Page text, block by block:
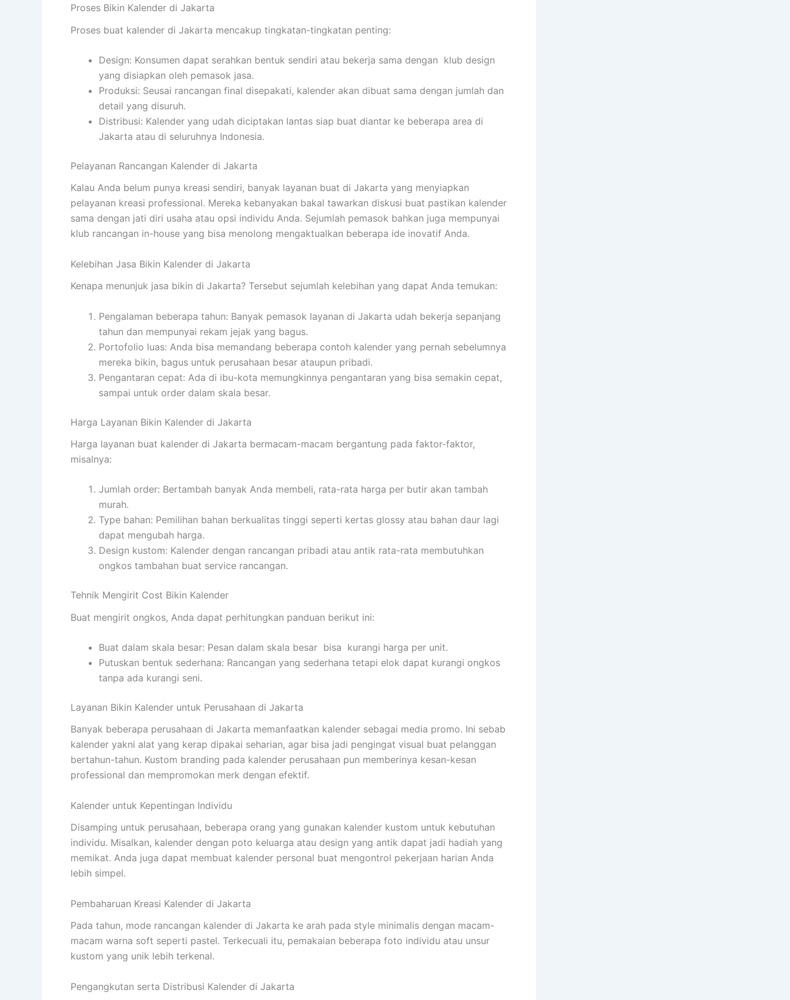
Proses Bikin Kalender di Jakarta
Proses buat kalender di Jakarta mencakup tingkatan-tingkatan penting:
Design: Konsumen dapat serahkan bentuk sendiri atau bekerja sama dengan klub design
yang disiapkan oleh pemasok jasa.
Produksi: Seusai rancangan final disepakati, kalender akan dibuat sama dengan jumlah dan
detail yang disuruh.
Distribusi: Kalender yang udah diciptakan lantas siap buat diantar ke beberapa area di
Jakarta atau di seluruhnya Indonesia.
Pelayanan Rancangan Kalender di Jakarta
Kalau Anda belum punya kreasi sendiri, banyak layanan buat di Jakarta yang menyiapkan
pelayanan kreasi professional. Mereka kebanyakan bakal tawarkan diskusi buat pastikan kalender
sama dengan jati diri usaha atau opsi individu Anda. Sejumlah pemasok bahkan juga mempunyai
klub rancangan in-house yang bisa menolong mengaktualkan beberapa ide inovatif Anda.
Kelebihan Jasa Bikin Kalender di Jakarta
Kenapa menunjuk jasa bikin di Jakarta? Tersebut sejumlah kelebihan yang dapat Anda temukan:
Pengalaman beberapa tahun: Banyak pemasok layanan di Jakarta udah bekerja sepanjang
tahun dan mempunyai rekam jejak yang bagus.
Portofolio luas: Anda bisa memandang beberapa contoh kalender yang pernah sebelumnya
mereka bikin, bagus untuk perusahaan besar ataupun pribadi.
Pengantaran cepat: Ada di ibu-kota memungkinnya pengantaran yang bisa semakin cepat,
sampai untuk order dalam skala besar.
Harga Layanan Bikin Kalender di Jakarta
Harga layanan buat kalender di Jakarta bermacam-macam bergantung pada faktor-faktor,
misalnya:
Jumlah order: Bertambah banyak Anda membeli, rata-rata harga per butir akan tambah
murah.
Type bahan: Pemilihan bahan berkualitas tinggi seperti kertas glossy atau bahan daur lagi
dapat mengubah harga.
Design kustom: Kalender dengan rancangan pribadi atau antik rata-rata membutuhkan
ongkos tambahan buat service rancangan.
Tehnik Mengirit Cost Bikin Kalender
Buat mengirit ongkos, Anda dapat perhitungkan panduan berikut ini:
Buat dalam skala besar: Pesan dalam skala besar bisa kurangi harga per unit.
Putuskan bentuk sederhana: Rancangan yang sederhana tetapi elok dapat kurangi ongkos
tanpa ada kurangi seni.
Layanan Bikin Kalender untuk Perusahaan di Jakarta
Banyak beberapa perusahaan di Jakarta memanfaatkan kalender sebagai media promo. Ini sebab
kalender yakni alat yang kerap dipakai seharian, agar bisa jadi pengingat visual buat pelanggan
bertahun-tahun. Kustom branding pada kalender perusahaan pun memberinya kesan-kesan
professional dan mempromokan merk dengan efektif.
Kalender untuk Kepentingan Individu
Disamping untuk perusahaan, beberapa orang yang gunakan kalender kustom untuk kebutuhan
individu. Misalkan, kalender dengan poto keluarga atau design yang antik dapat jadi hadiah yang
memikat. Anda juga dapat membuat kalender personal buat mengontrol pekerjaan harian Anda
lebih simpel.
Pembaharuan Kreasi Kalender di Jakarta
Pada tahun, mode rancangan kalender di Jakarta ke arah pada style minimalis dengan macam-
macam warna soft seperti pastel. Terkecuali itu, pemakaian beberapa foto individu atau unsur
kustom yang unik lebih terkenal.
Pengangkutan serta Distribusi Kalender di Jakarta